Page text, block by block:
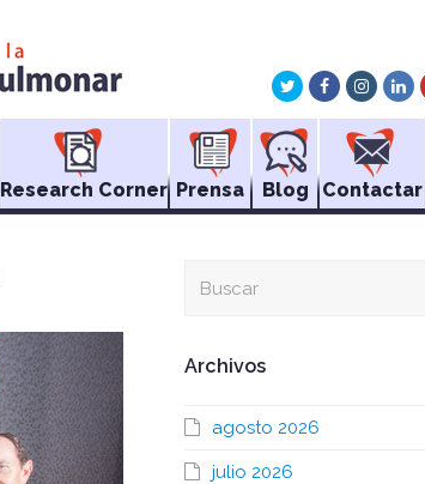
TwitterFacebook
Research Corner Prensa Blog Contactar
Archivos
agosto 2026
julio 2026